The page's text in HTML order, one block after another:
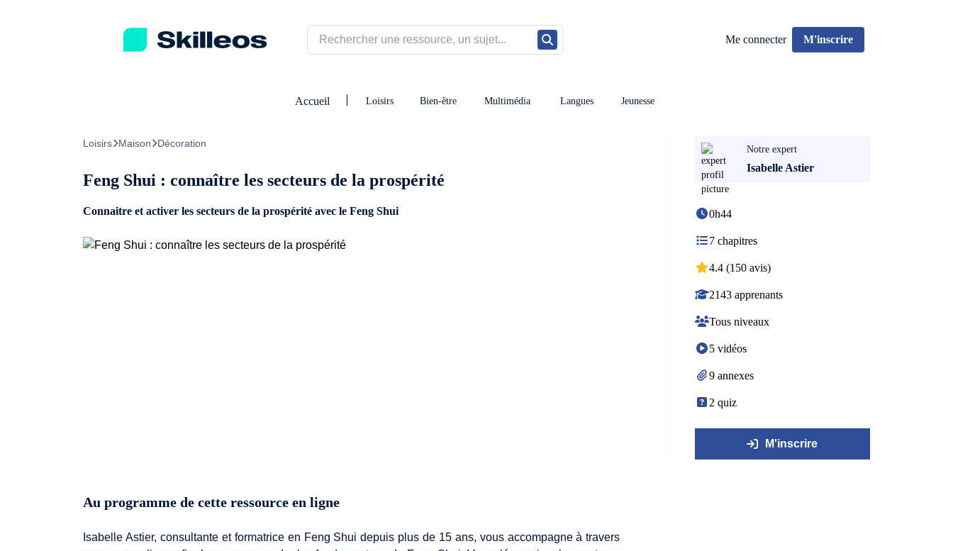
Passez directement au contenu principal
Me connecter M'inscrire
Accueil Loisirs Bien-être Multimédia Langues Jeunesse
Loisirs Maison Décoration
Feng Shui : connaître les secteurs de la prospérité
Connaitre et activer les secteurs de la prospérité avec le Feng Shui
Au programme de cette ressource en ligne
Isabelle Astier, consultante et formatrice en Feng Shui depuis plus de 15 ans, vous accompagne à travers
Notre expert
Isabelle Astier
0h44
7 chapitres
4.4 (150 avis)
2143 apprenants
Tous niveaux
5 vidéos
9 annexes
2 quiz
M'inscrire